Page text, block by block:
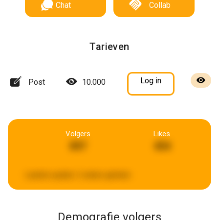
Chat Collab
Tarieven
Post 10.000 Log in
Volgers Likes
454
Demografie volgers